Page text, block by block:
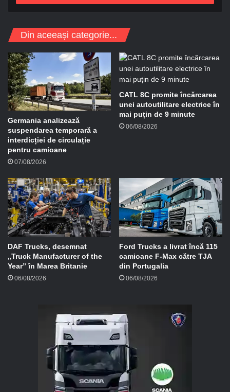
s
d
-
m
a
i
l
Din aceeași categorie...
Germania analizează
suspendarea temporară a
interdicției de circulație
pentru camioane
07/08/2026
CATL 8C promite încărcarea
unei autoutilitare electrice în
mai puțin de 9 minute
06/08/2026
DAF Trucks, desemnat
„Truck Manufacturer of the
Year” în Marea Britanie
06/08/2026
Ford Trucks a livrat încă 115
camioane F-Max către TJA
din Portugalia
06/08/2026